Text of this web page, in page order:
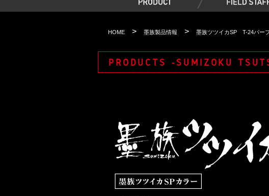
HOME > 墨族製品情報 > 墨族ツツイカSP T-24パー
PRODUCTS -SUMIZOKU